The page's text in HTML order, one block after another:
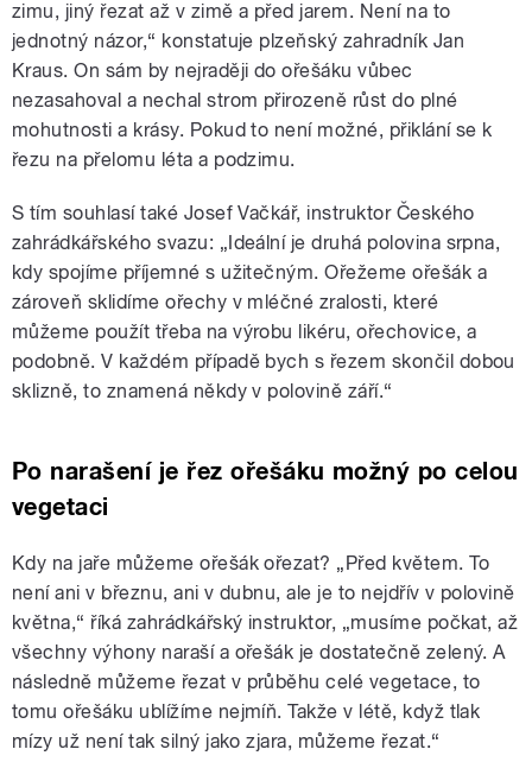
zimu, jiný řezat až v zimě a před jarem. Není na to
jednotný názor,“ konstatuje plzeňský zahradník Jan
Kraus. On sám by nejraději do ořešáku vůbec
nezasahoval a nechal strom přirozeně růst do plné
mohutnosti a krásy. Pokud to není možné, přiklání se k
řezu na přelomu léta a podzimu.
S tím souhlasí také Josef Vačkář, instruktor Českého
zahrádkářského svazu: „Ideální je druhá polovina srpna,
kdy spojíme příjemné s užitečným. Ořežeme ořešák a
zároveň sklidíme ořechy v mléčné zralosti, které
můžeme použít třeba na výrobu likéru, ořechovice, a
podobně. V každém případě bych s řezem skončil dobou
sklizně, to znamená někdy v polovině září.“
Po narašení je řez ořešáku možný po celou
vegetaci
Kdy na jaře můžeme ořešák ořezat? „Před květem. To
není ani v březnu, ani v dubnu, ale je to nejdřív v polovině
května,“ říká zahrádkářský instruktor, „musíme počkat, až
všechny výhony naraší a ořešák je dostatečně zelený. A
následně můžeme řezat v průběhu celé vegetace, to
tomu ořešáku ublížíme nejmíň. Takže v létě, když tlak
mízy už není tak silný jako zjara, můžeme řezat.“